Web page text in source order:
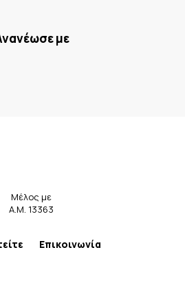
με
Μέλος με
Α.Μ. 13363
Επικοινωνία